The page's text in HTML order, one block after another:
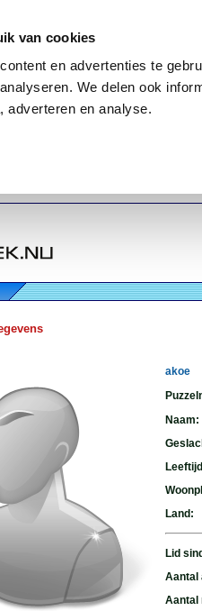
van cookies
en advertenties te
We delen ook
adverteren en analyse.
akoe
Naam:
Land:
Lid
Aantal
Aantal